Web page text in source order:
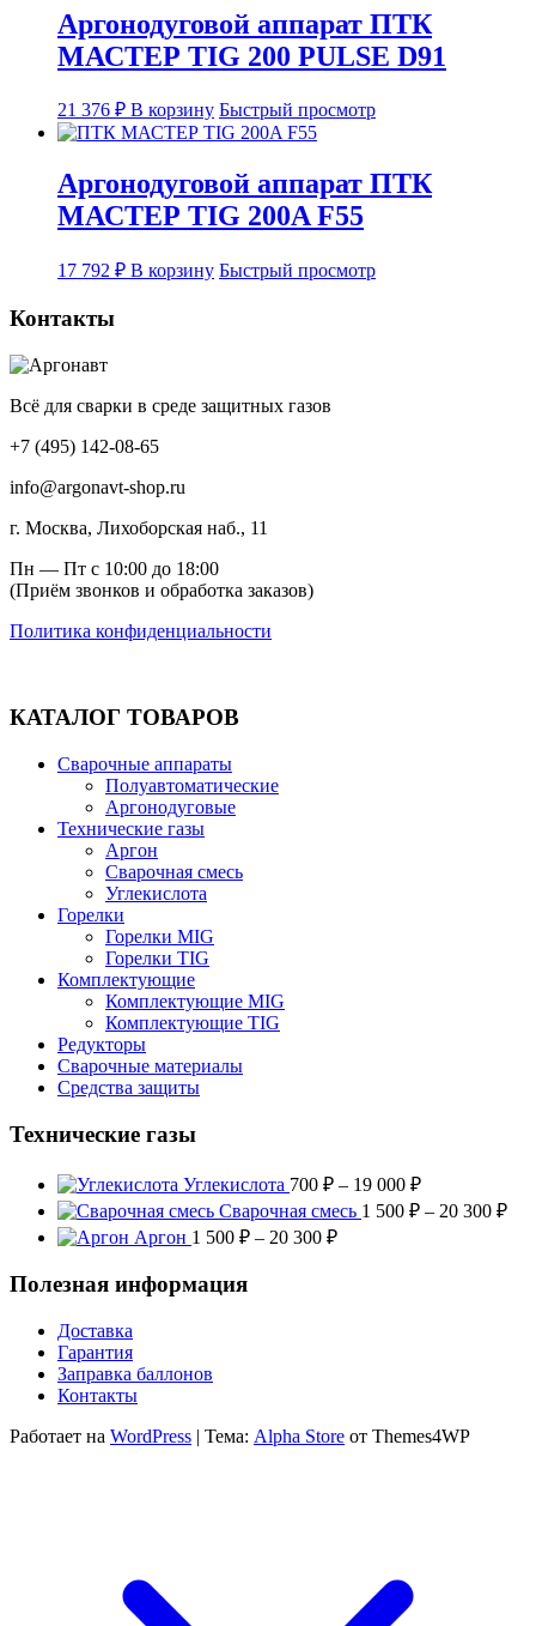
Аргонодуговой аппарат ПТК
МАСТЕР TIG 200 PULSE D91
21 376 ₽ В корзину Быстрый просмотр
Аргонодуговой аппарат ПТК
МАСТЕР TIG 200A F55
17 792 ₽ В корзину Быстрый просмотр
Контакты
Всё для сварки в среде защитных газов
+7 (495) 142-08-65
info@argonavt-shop.ru
г. Москва, Лихоборская наб., 11
Пн — Пт с 10:00 до 18:00
(Приём звонков и обработка заказов)
Политика конфиденциальности
КАТАЛОГ ТОВАРОВ
Сварочные аппараты
Полуавтоматические
Аргонодуговые
Технические газы
Аргон
Сварочная смесь
Углекислота
Горелки
Горелки MIG
Горелки TIG
Комплектующие
Комплектующие MIG
Комплектующие TIG
Редукторы
Сварочные материалы
Средства защиты
Технические газы
Углекислота 700 ₽ – 19 000 ₽Диапазон
цен:
Сварочная смесь 1 500 ₽ – 20 300 ₽
Аргон 1 500 ₽ – 20 300 ₽Диапазон
Полезная информация
Доставка
Гарантия
Заправка баллонов
Контакты
Работает на WordPress | Тема: Alpha Store от Themes4WP